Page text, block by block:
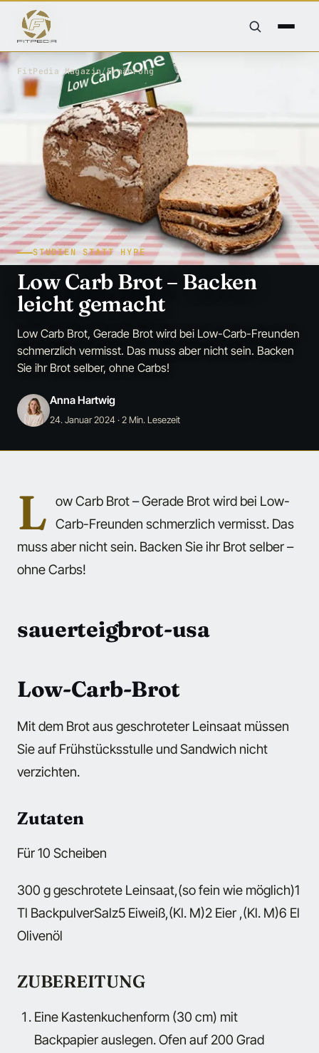
FitPedia /Magazin/Ernährung
STUDIEN STATT HYPE
Low Carb Brot – Backen
leicht gemacht
Low Carb Brot, Gerade Brot wird bei Low-Carb-Freunden
schmerzlich vermisst. Das muss aber nicht sein. Backen
Sie ihr Brot selber, ohne Carbs!
Anna Hartwig
24. Januar 2024· 2 Min. Lesezeit
L ow Carb Brot – Gerade Brot wird bei Low-
Carb-Freunden schmerzlich vermisst. Das
muss aber nicht sein. Backen Sie ihr Brot selber –
ohne Carbs!
sauerteigbrot-usa
Low-Carb-Brot
Mit dem Brot aus geschroteter Leinsaat müssen
Sie auf Frühstücksstulle und Sandwich nicht
verzichten.
Zutaten
Für 10 Scheiben
300 g geschrotete Leinsaat,(so fein wie möglich)1
Tl BackpulverSalz5 Eiweiß,(Kl. M)2 Eier ,(Kl. M)6 El
Olivenöl
ZUBEREITUNG
Eine Kastenkuchenform (30 cm) mit
Backpapier auslegen. Ofen auf 200 Grad